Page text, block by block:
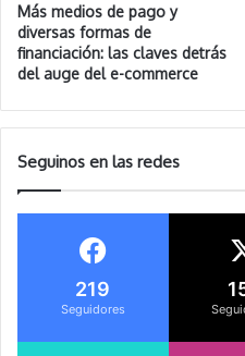
Más medios de pago y
diversas formas de
financiación: las claves detrás
del auge del e-commerce
Seguinos en las redes
219
Seguidores